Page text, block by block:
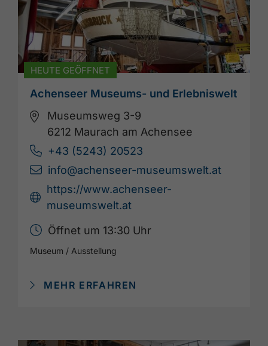
HEUTE GEÖFFNET
Achenseer Museums- und Erlebniswelt
Museumsweg 3-9
6212 Maurach am Achensee
+43 (5243) 20523
info@achenseer-museumswelt.at
https://www.achenseer-
museumswelt.at
Öffnet um 13:30 Uhr
Museum / Ausstellung
MEHR ERFAHREN